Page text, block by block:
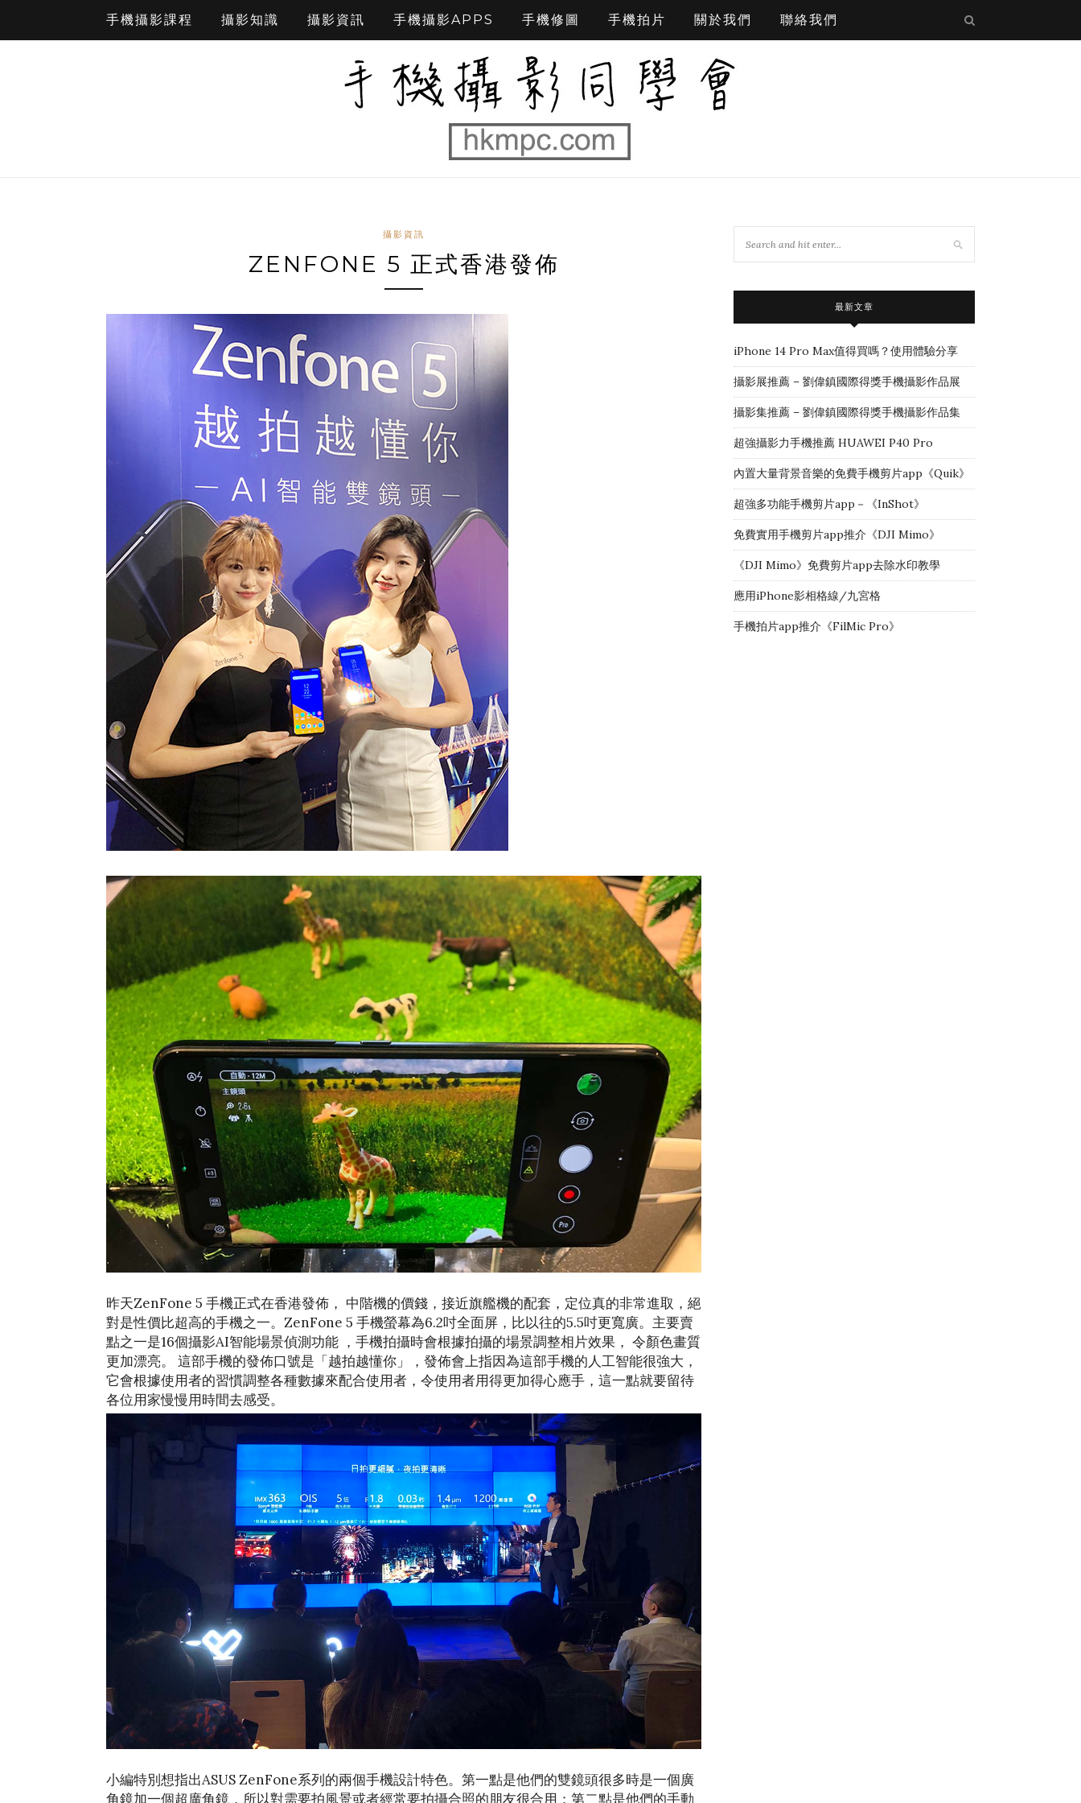
手機攝影課程 攝影知識 攝影資訊 手機攝影APPS 手機修圖 手機拍片 關於我們 聯絡我們
攝影資訊
ZENFONE 5 正式香港發佈
昨天ZenFone 5 手機正式在香港發佈， 中階機的價錢，接近旗艦機的配套，定位真的非常進取，絕
對是性價比超高的手機之一。ZenFone 5 手機螢幕為6.2吋全面屏，比以往的5.5吋更寬廣。主要賣
點之一是16個攝影AI智能場景偵測功能 ，手機拍攝時會根據拍攝的場景調整相片效果， 令顏色畫質
更加漂亮。 這部手機的發佈口號是「越拍越懂你」，發佈會上指因為這部手機的人工智能很強大，
它會根據使用者的習慣調整各種數據來配合使用者，令使用者用得更加得心應手，這一點就要留待
各位用家慢慢用時間去感受。
小編特別想指出ASUS ZenFone系列的兩個手機設計特色。第一點是他們的雙鏡頭很多時是一個廣
角鏡加一個超廣角鏡，所以對需要拍風景或者經常要拍攝合照的朋友很合用；第二點是他們的手動
最新文章
iPhone 14 Pro Max值得買嗎？使用體驗分享
攝影展推薦 – 劉偉鎮國際得獎手機攝影作品展
攝影集推薦 – 劉偉鎮國際得獎手機攝影作品集
超強攝影力手機推薦 HUAWEI P40 Pro
內置大量背景音樂的免費手機剪片app《Quik》
超強多功能手機剪片app－《InShot》
免費實用手機剪片app推介《DJI Mimo》
《DJI Mimo》免費剪片app去除水印教學
應用iPhone影相格線/九宮格
手機拍片app推介《FilMic Pro》